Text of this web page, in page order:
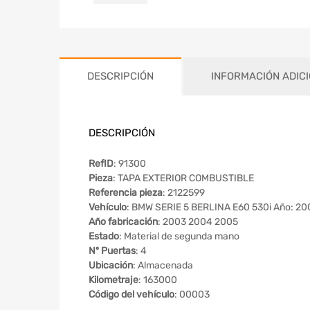
DESCRIPCIÓN INFORMACIÓN
DESCRIPCIÓN
RefID: 91300
Pieza: TAPA EXTERIOR COMBUSTIBLE
Referencia pieza: 2122599
Vehículo: BMW SERIE 5 BERLINA E60 530i Año:
Año fabricación: 2003 2004 2005
Estado: Material de segunda mano
Nº Puertas: 4
Ubicación: Almacenada
Kilometraje: 163000
Código del vehículo: 00003